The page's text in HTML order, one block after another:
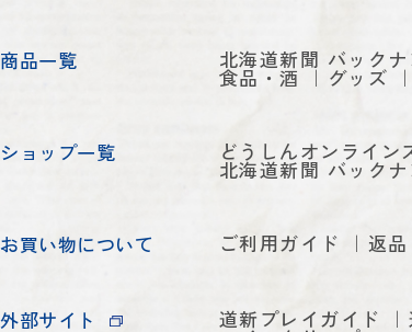
商品一覧 北海道新聞 バック
食品・酒 グッズ
ショップ一覧 どうしんオンライン
北海道新聞 バック
お買い物について ご利用ガイド 返
外部サイト 道新プレイガイド